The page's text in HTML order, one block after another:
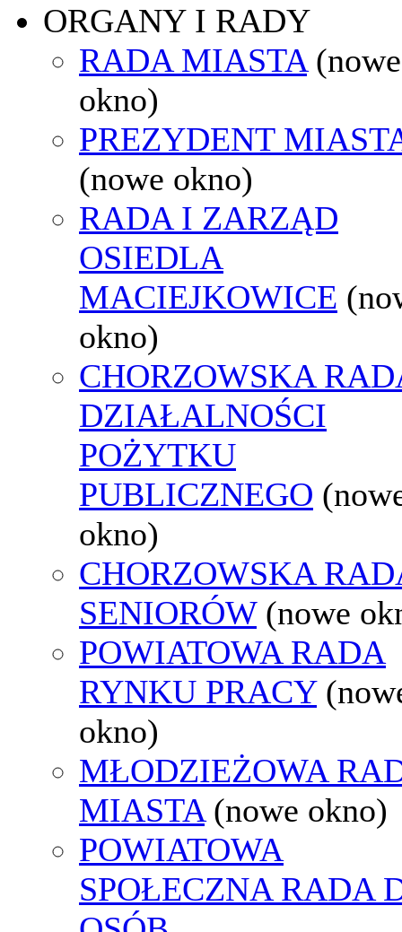
ORGANY I RADY
RADA MIASTA (nowe
okno)
PREZYDENT
(nowe okno)
RADA I ZARZĄD
OSIEDLA
MACIEJKOWICE
okno)
CHORZOWSKA
DZIAŁALNOŚCI
POŻYTKU
PUBLICZNEGO
okno)
CHORZOWSKA
SENIORÓW (nowe
POWIATOWA RADA
RYNKU PRACY
okno)
MŁODZIEŻOWA
MIASTA (nowe okno)
POWIATOWA
SPOŁECZNA RADA